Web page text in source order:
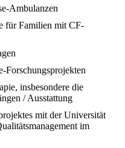
Ambulanzen
für Familien mit CF-
Forschungsprojekten
insbesondere die
/ Ausstattung
mit der Universität
im